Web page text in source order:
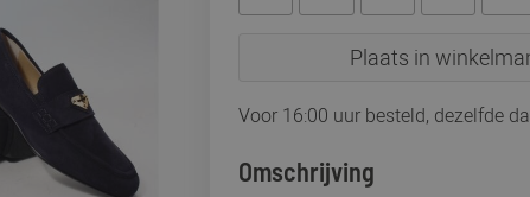
Plaats in
Voor 16:00 uur besteld, dezelfde
Omschrijving